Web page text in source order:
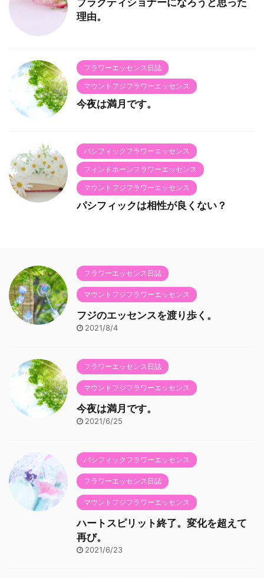
プラクティショナーになろうと思った
理由。
フラワーエッセンス日誌
マウントフジフラワーエッセンス
今夜は満月です。
パシフィックフラワーエッセンス
フィンドホーンフラワーエッセンス
マウントフジフラワーエッセンス
パシフィックは相性が良くない？
フラワーエッセンス日誌
マウントフジフラワーエッセンス
フジのエッセンスを渡り歩く。
2021/8/4
フラワーエッセンス日誌
マウントフジフラワーエッセンス
今夜は満月です。
2021/6/25
パシフィックフラワーエッセンス
フラワーエッセンス日誌
マウントフジフラワーエッセンス
ハートスピリット終了。変化を超えて
再び。
2021/6/23